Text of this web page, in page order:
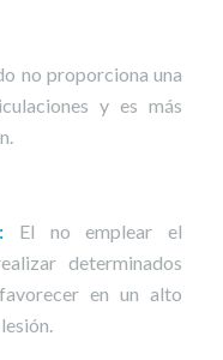
no proporciona una
y es más
El no emplear el
determinados
en un alto